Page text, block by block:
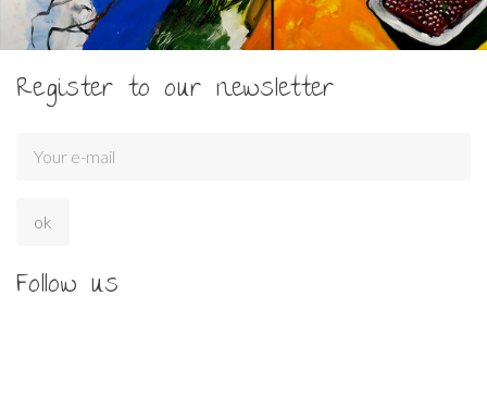
Register to our newsletter
Follow us